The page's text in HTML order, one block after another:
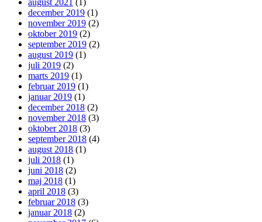
august 2021 (1)
december 2019 (1)
november 2019 (2)
oktober 2019 (2)
september 2019 (2)
august 2019 (1)
juli 2019 (2)
marts 2019 (1)
februar 2019 (1)
januar 2019 (1)
december 2018 (2)
november 2018 (3)
oktober 2018 (3)
september 2018 (4)
august 2018 (1)
juli 2018 (1)
juni 2018 (2)
maj 2018 (1)
april 2018 (3)
februar 2018 (3)
januar 2018 (2)